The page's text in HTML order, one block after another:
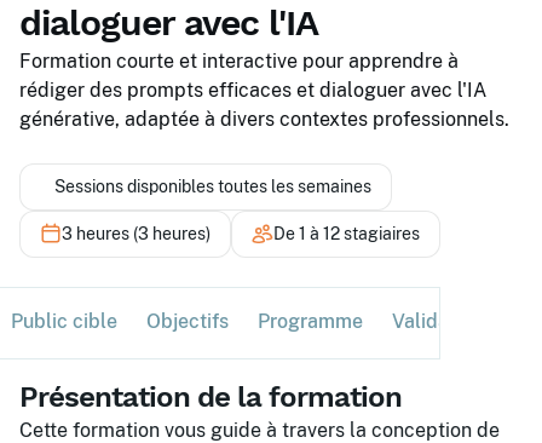
dialoguer avec l'IA
Formation courte et interactive pour apprendre à
rédiger des prompts efficaces et dialoguer avec l'IA
générative, adaptée à divers contextes professionnels.
Sessions disponibles toutes les semaines
3 heures (3 heures) De 1 à 12 stagiaires
Public cible Objectifs Programme Validation
Présentation de la formation
Cette formation vous guide à travers la conception de